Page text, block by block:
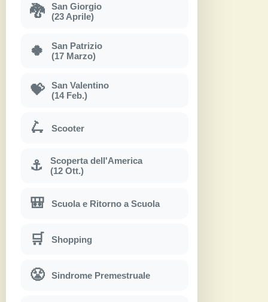
🐉
San Giorgio
(23 Aprile)
🍀
San Patrizio
(17 Marzo)
💝
San Valentino
(14 Feb.)
🛴 Scooter
⚓
Scoperta dell'America
(12 Ott.)
🎒 Scuola e Ritorno a Scuola
🛒 Shopping
😤 Sindrome Premestruale